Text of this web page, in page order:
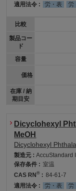
適用法令 :
労・表 労
比較
製品コー
ド
容量
価格
在庫 / 納
期目安
Dicyclohexyl
MeOH
Dicyclohexyl
製造元 :AccuStandard
保存条件 : 室温
CAS RN® : 84-61-7
適用法令 :
労・表 労